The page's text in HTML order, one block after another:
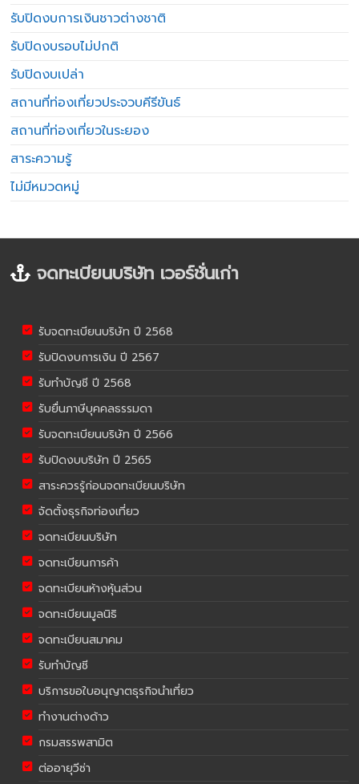
รับปิดงบการเงินชาวต่างชาติ
รับปิดงบรอบไม่ปกติ
รับปิดงบเปล่า
สถานที่ท่องเที่ยวประจวบคีรีขันธ์
สถานที่ท่องเที่ยวในระยอง
สาระความรู้
ไม่มีหมวดหมู่
จดทะเบียนบริษัท เวอร์ชั่นเก่า
รับจดทะเบียนบริษัท ปี 2568
รับปิดงบการเงิน ปี 2567
รับทำบัญชี ปี 2568
รับยื่นภาษีบุคคลธรรมดา
รับจดทะเบียนบริษัท ปี 2566
รับปิดงบบริษัท ปี 2565
สาระควรรู้ก่อนจดทะเบียนบริษัท
จัดตั้งธุรกิจท่องเที่ยว
จดทะเบียนบริษัท
จดทะเบียนการค้า
จดทะเบียนห้างหุ้นส่วน
จดทะเบียนมูลนิธิ
จดทะเบียนสมาคม
รับทำบัญชี
บริการขอใบอนุญาตธุรกิจนำเที่ยว
ทำงานต่างด้าว
กรมสรรพสามิต
ต่ออายุวีซ่า